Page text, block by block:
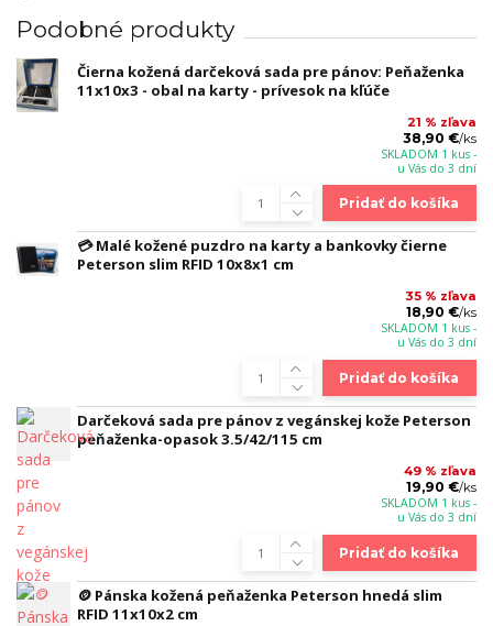
Podobné produkty
Čierna kožená darčeková sada pre pánov: Peňaženka
11x10x3 - obal na karty - prívesok na kľúče
21 % zľava
38,90 €/ks
SKLADOM 1 kus -
u Vás do 3 dní
Pridať do košíka
💳 Malé kožené puzdro na karty a bankovky čierne
Peterson slim RFID 10x8x1 cm
35 % zľava
18,90 €/ks
SKLADOM 1 kus -
u Vás do 3 dní
Pridať do košíka
Darčeková sada pre pánov z vegánskej kože Peterson
peňaženka-opasok 3.5/42/115 cm
49 % zľava
19,90 €/ks
SKLADOM 1 kus -
u Vás do 3 dní
Pridať do košíka
🪙 Pánska kožená peňaženka Peterson hnedá slim
RFID 11x10x2 cm